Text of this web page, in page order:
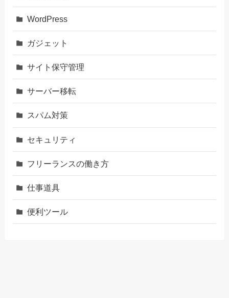
WordPress
ガジェット
サイト保守管理
サーバー移転
スパム対策
セキュリティ
フリーランスの働き方
仕事道具
便利ツール